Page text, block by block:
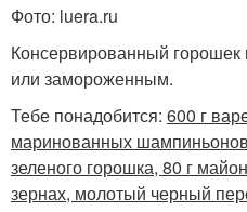
Фото: luera.ru
Консервированный
или замороженным.
Тебе понадобится: 600 г
маринованных
зеленого горошка, 80 г
зернах, молотый черный